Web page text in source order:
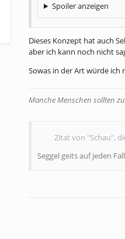
Spoiler anzeigen
Dieses Konzept hat auch
aber ich kann noch nicht
Sowas in der Art würde ich
Manche Menschen sollten
Zitat von "Schau",
Seggel geits auf jeden